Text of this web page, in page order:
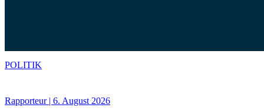
Rapporteur | 6. August 2026
POLITIK